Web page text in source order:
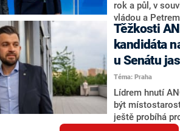
vrátila k
hnutí Naše
rok a půl, v
vládou a
tom, koho by
koalice.
jméno
bude znovu
Těžkosti
kandidáta
u Senátu
Téma: Praha
Lídrem hnutí
být
ještě probíhá